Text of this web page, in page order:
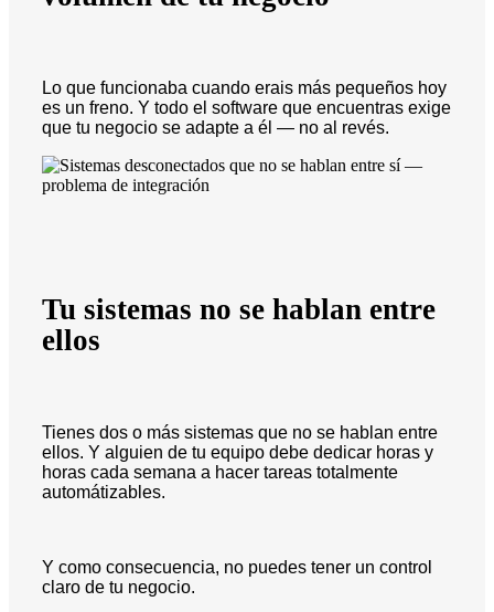
Lo que funcionaba cuando erais más pequeños hoy
es un freno. Y todo el software que encuentras exige
que tu negocio se adapte a él — no al revés.
Tu sistemas no se hablan entre
ellos
Tienes dos o más sistemas que no se hablan entre
ellos. Y alguien de tu equipo debe dedicar horas y
horas cada semana a hacer tareas totalmente
automátizables.
Y como consecuencia, no puedes tener un control
claro de tu negocio.